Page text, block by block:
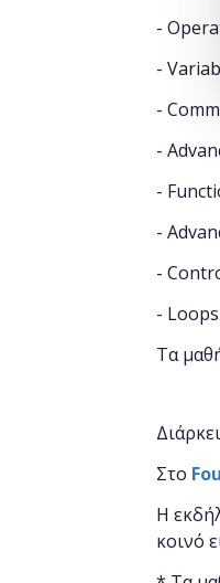
-
-
-
-
-
-
-
- Loops
Τα
Στο
Η
κοινό